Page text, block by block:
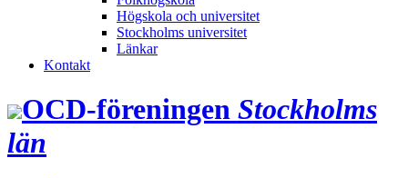
Högskola och universitet
Stockholms universitet
Länkar
Kontakt
OCD‑föreningen Stockholms
län